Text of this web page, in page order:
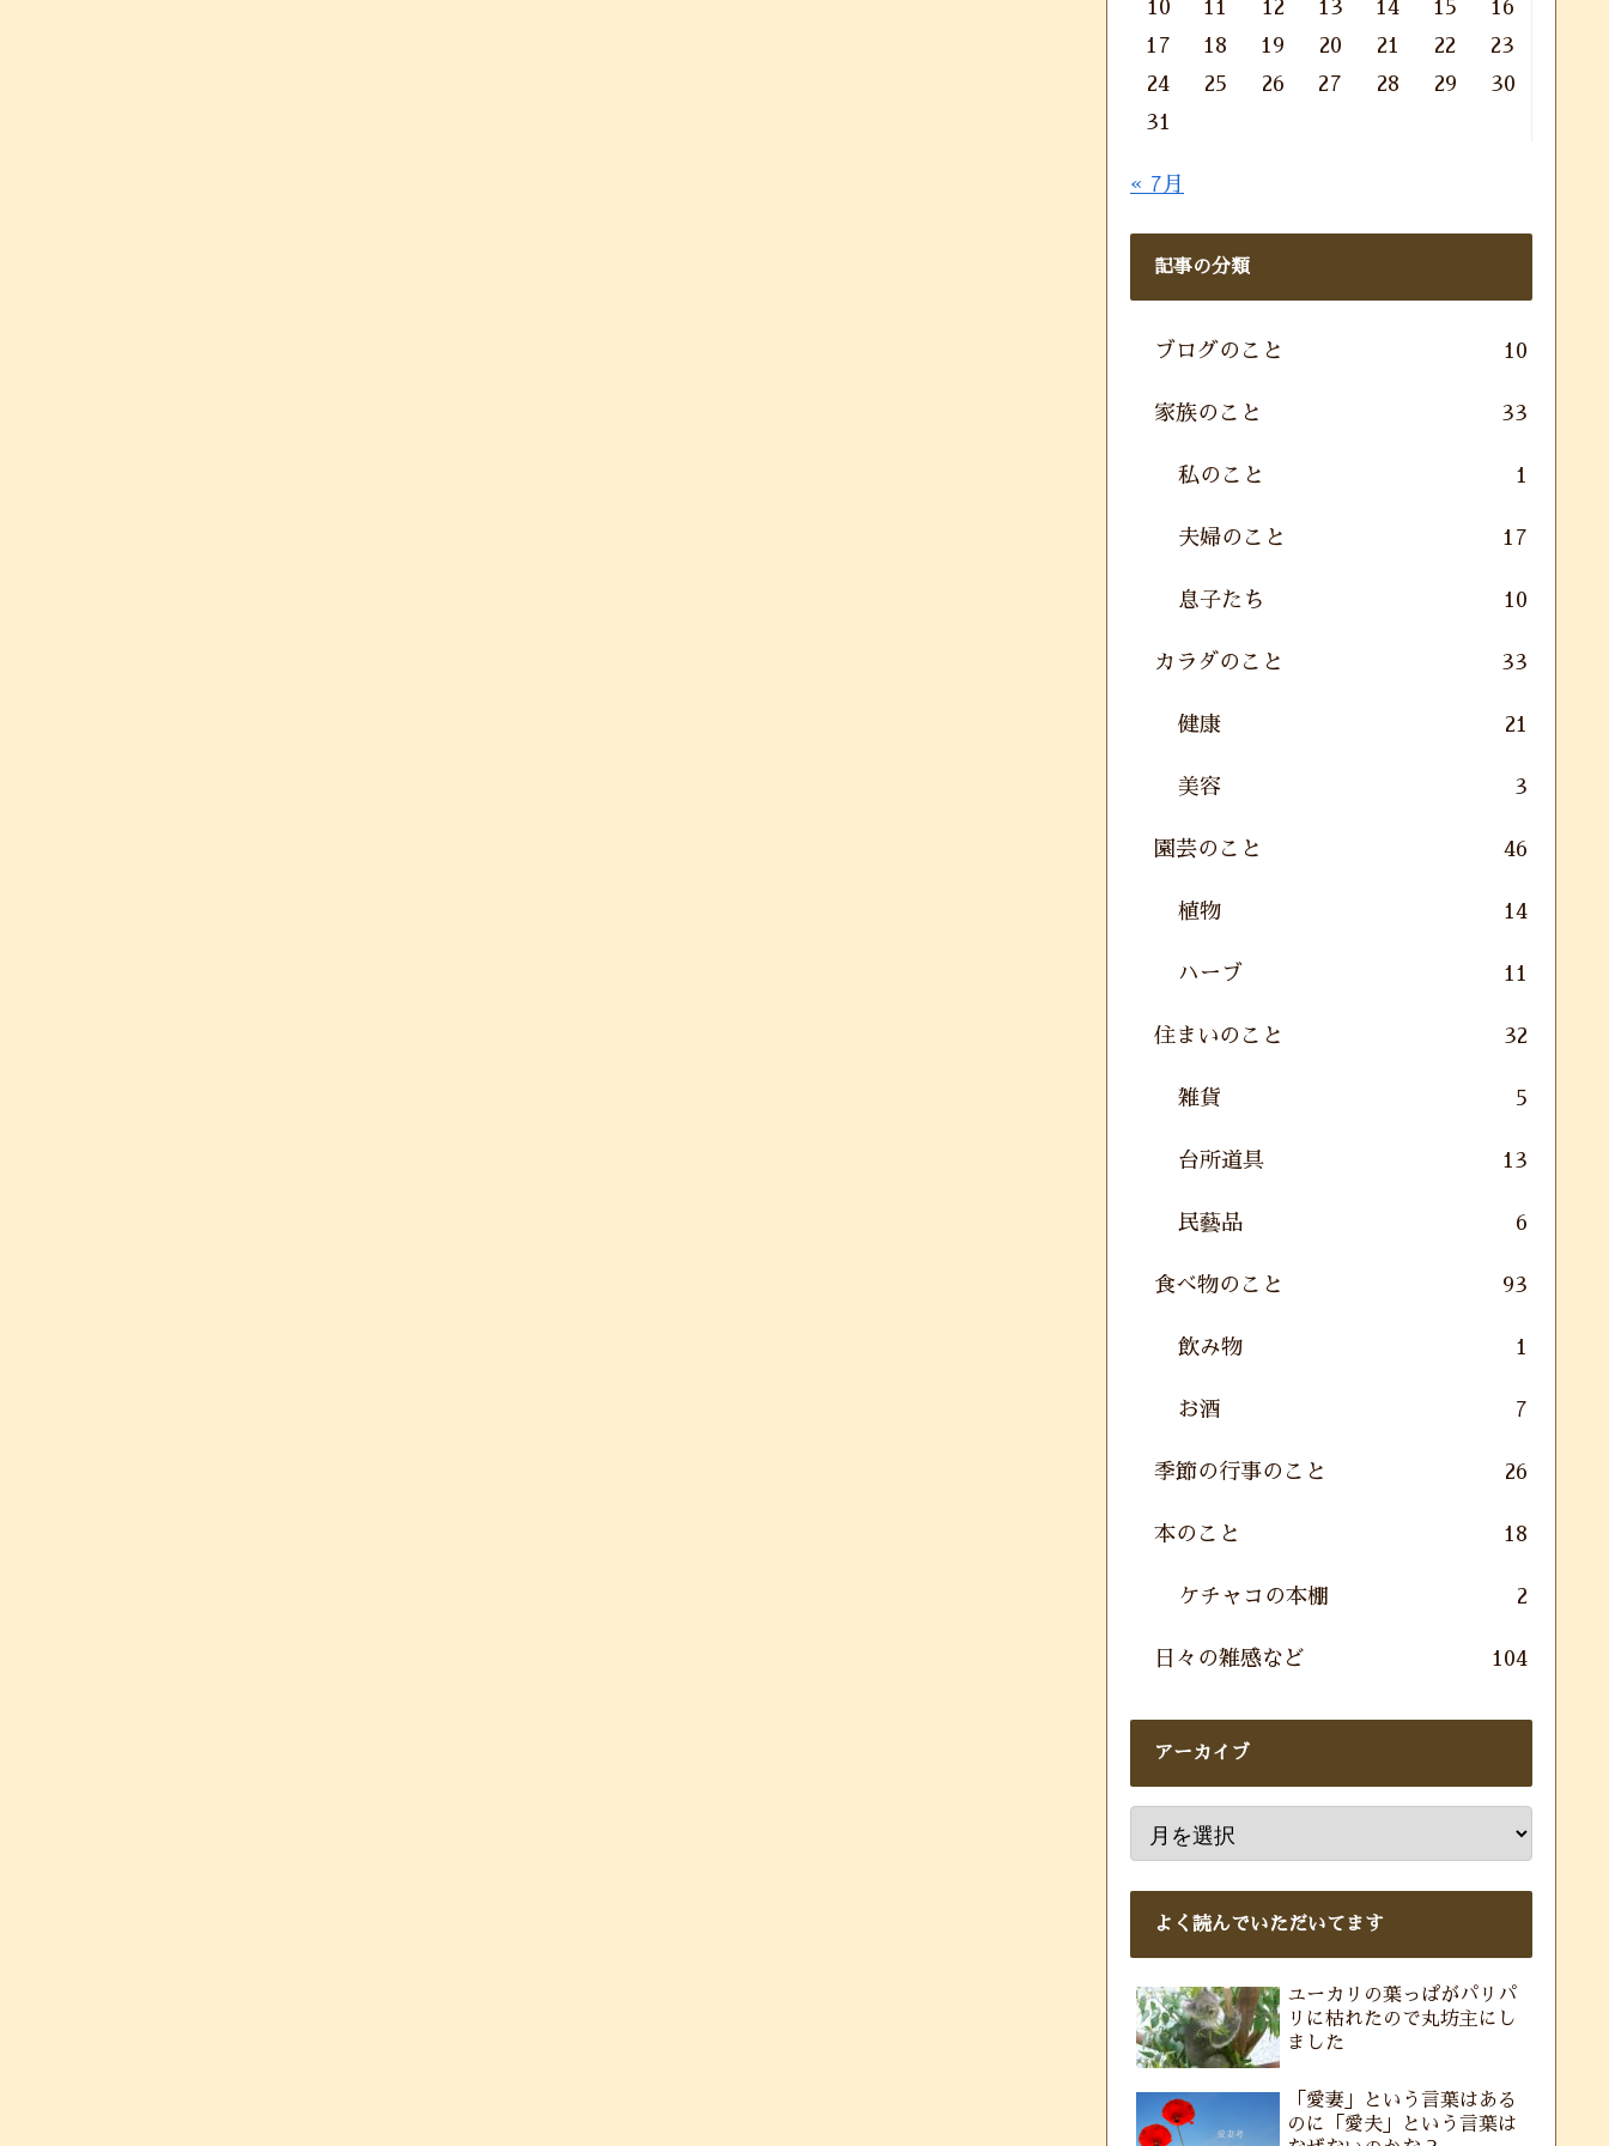
10 11 12 13 14 15
16
17
18 19 20 21 22
23
24
25 26 27 28 29
30
31
« 7月
記事の分類
ブログのこと 10
家族のこと 33
私のこと 1
夫婦のこと 17
息子たち 10
カラダのこと 33
健康 21
美容 3
園芸のこと 46
植物 14
ハーブ 11
住まいのこと 32
雑貨 5
台所道具 13
民藝品 6
食べ物のこと 93
飲み物 1
お酒 7
季節の行事のこと 26
本のこと 18
ケチャコの本棚 2
日々の雑感など 104
アーカイブ
よく読んでいただいてます
ユーカリの葉っぱがパリパ
リに枯れたので丸坊主にし
ました
「愛妻」という言葉はある
のに「愛夫」という言葉は